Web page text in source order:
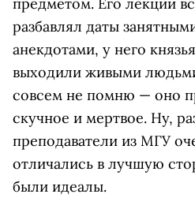
разбавлял даты
анекдотами, у него
выходили живыми
совсем не помню — оно
скучное и мертвое. Ну,
преподаватели из МГУ
отличались в лучшую
были идеалы.